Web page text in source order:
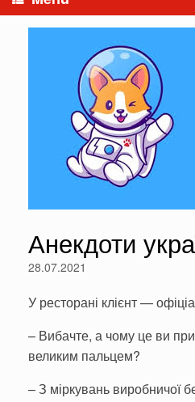
Анекдоти
28.07.2021
У ресторані клієнт —
– Вибачте, а чому це ви
великим пальцем?
– З міркувань виробничої